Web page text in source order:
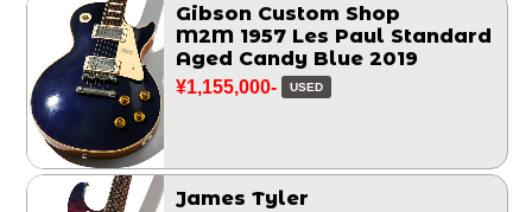
Gibson Custom Shop
M2M 1957 Les Paul Standard
Aged Candy Blue 2019
¥1,155,000- USED
James Tyler